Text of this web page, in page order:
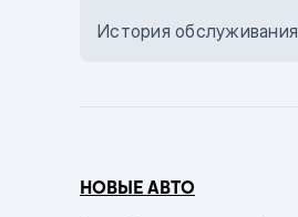
Комбинированный
Сиреневый металлик
История обслуживания
НОВЫЕ АВТО